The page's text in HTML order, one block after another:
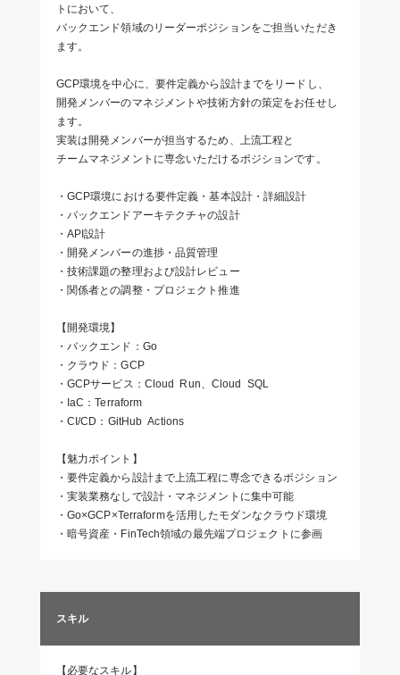
トにおいて、
バックエンド領域のリーダーポジションをご担当いただき
ます。
GCP環境を中心に、要件定義から設計までをリードし、
開発メンバーのマネジメントや技術方針の策定をお任せし
ます。
実装は開発メンバーが担当するため、上流工程と
チームマネジメントに専念いただけるポジションです。
・GCP環境における要件定義・基本設計・詳細設計
・バックエンドアーキテクチャの設計
・API設計
・開発メンバーの進捗・品質管理
・技術課題の整理および設計レビュー
・関係者との調整・プロジェクト推進
【開発環境】
・バックエンド：Go
・クラウド：GCP
・GCPサービス：Cloud Run、Cloud SQL
・IaC：Terraform
・CI/CD：GitHub Actions
【魅力ポイント】
・要件定義から設計まで上流工程に専念できるポジション
・実装業務なしで設計・マネジメントに集中可能
・Go×GCP×Terraformを活用したモダンなクラウド環境
・暗号資産・FinTech領域の最先端プロジェクトに参画
スキル
【必要なスキル】